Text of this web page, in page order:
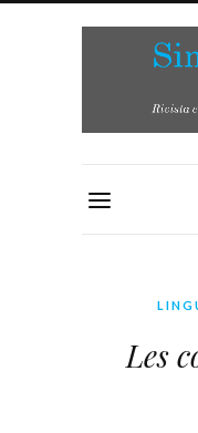
Les